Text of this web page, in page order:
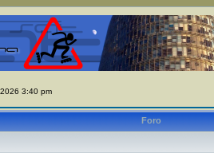
3:40 pm
Foro